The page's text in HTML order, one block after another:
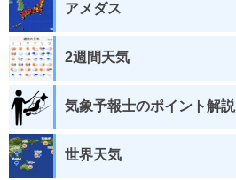
アメダス
2週間天気
気象予報士のポイント解説
世界天気